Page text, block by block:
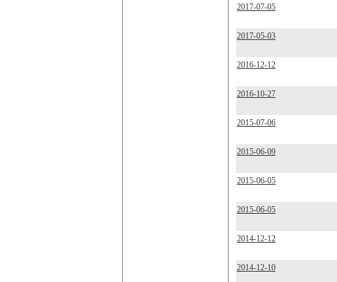
2017-07-05
2017-05-03
2016-12-12
2016-10-27
2015-07-06
2015-06-09
2015-06-05
2015-06-05
2014-12-12
2014-12-10